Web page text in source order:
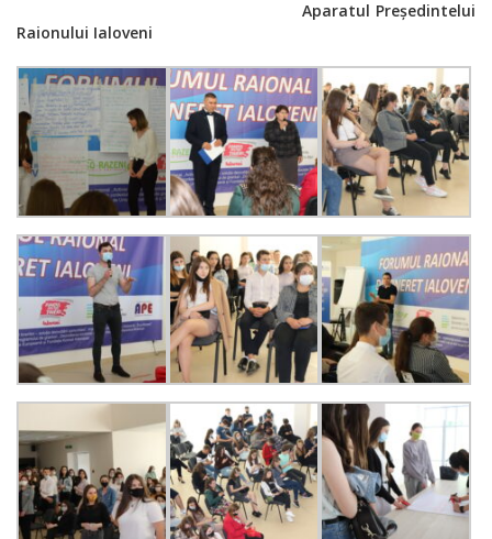
Aparatul Președintelui
Raionului Ialoveni